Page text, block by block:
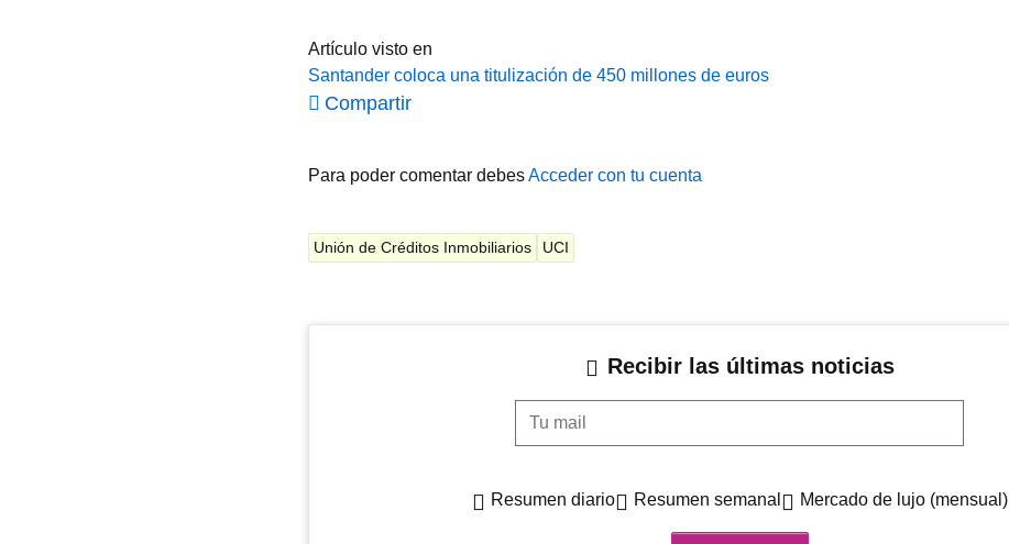
Artículo visto en
Santander coloca una titulización de 450 millones de euros
Compartir
Para poder comentar debesAcceder con tu cuenta
Unión de Créditos Inmobiliarios UCI
Recibir las últimas noticias
Tu mail
Resumen diario Resumen semanal Mercado de lujo (mensual)